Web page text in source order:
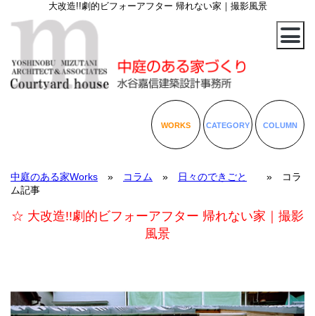
大改造!!劇的ビフォーアフター 帰れない家｜撮影風景
WORKS CATEGORY COLUMN
中庭のある家Works » コラム » 日々のできごと
» コラ
ム記事
☆ 大改造!!劇的ビフォーアフター 帰れない家｜撮影
風景